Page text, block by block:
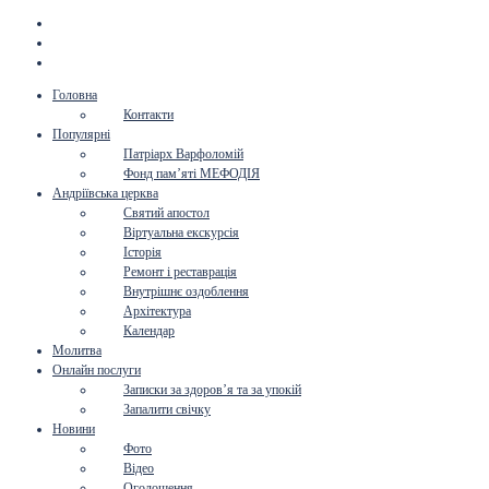
Головна
Контакти
Популярні
Патріарх Варфоломій
Фонд пам’яті МЕФОДІЯ
Андріївська церква
Святий апостол
Віртуальна екскурсія
Історія
Ремонт і реставрація
Внутрішнє оздоблення
Архітектура
Календар
Молитва
Онлайн послуги
Записки за здоров’я та за упокій
Запалити свічку
Новини
Фото
Відео